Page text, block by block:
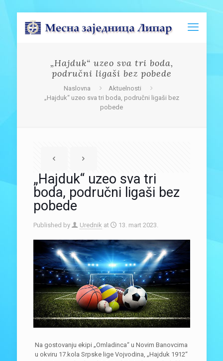
„Hajduk“ uzeo sva tri boda,
područni ligaši bez pobede
Naslovna
Aktuelnosti
„Hajduk“ uzeo sva tri boda, područni ligaši bez
pobede
„Hajduk“ uzeo sva tri
boda, područni ligaši bez
pobede
Published by Urednik at 13. mart 2023.
Na gostovanju ekipi „Omladinca“ u Novim Banovcima
u okviru 17.kola Srpske lige Vojvodina, „Hajduk 1912“